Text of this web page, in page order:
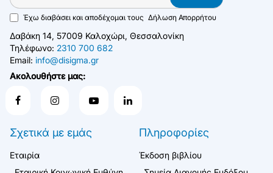
Έχω διαβάσει και αποδέχομαι τους Δήλωση Απορρήτου
Δαβάκη 14, 57009 Καλοχώρι, Θεσσαλονίκη
Τηλέφωνο: 2310 700 682
Email: info@disigma.gr
Ακολουθήστε μας:
Σχετικά με εμάς
Εταιρία
Πληροφορίες
Έκδοση βιβλίου